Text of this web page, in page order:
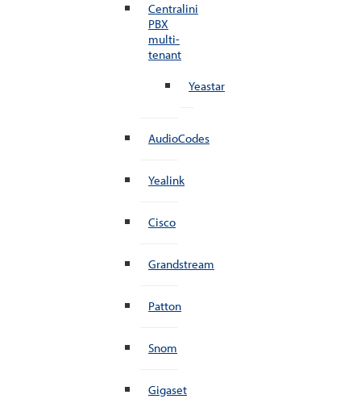
Centralini
PBX
multi-
tenant
Yeastar
AudioCodes
Yealink
Cisco
Grandstream
Patton
Snom
Gigaset